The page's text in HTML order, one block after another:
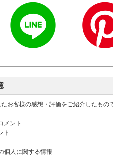
お客様の感想・評価をご紹介したも
メント
ト
個人に関する情報